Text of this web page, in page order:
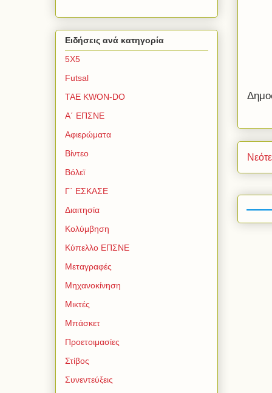
Ειδήσεις ανά κατηγορία
5Χ5
Futsal
TAE KWON-DO
Α΄ ΕΠΣΝΕ
Αφιερώματα
Βίντεο
Βόλεϊ
Γ΄ ΕΣΚΑΣΕ
Διαιτησία
Κολύμβηση
Κύπελλο ΕΠΣΝΕ
Μεταγραφές
Μηχανοκίνηση
Μικτές
Μπάσκετ
Προετοιμασίες
Στίβος
Συνεντεύξεις